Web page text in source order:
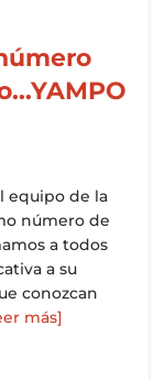
equipo de la
número de
a todos
a su
conozcan
más]